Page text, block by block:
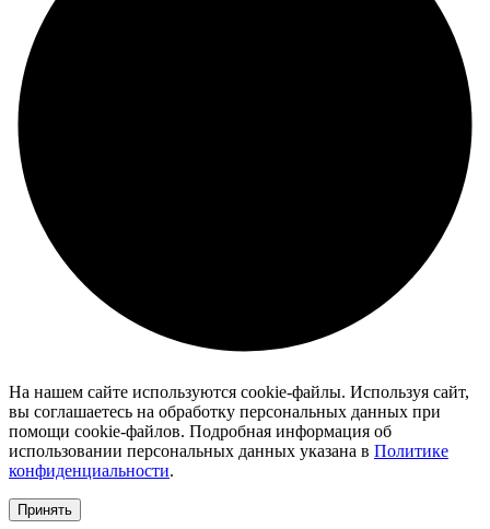
На нашем сайте используются cookie-файлы. Используя сайт,
вы соглашаетесь на обработку персональных данных при
помощи cookie-файлов. Подробная информация об
использовании персональных данных указана в Политике
конфиденциальности.
Принять